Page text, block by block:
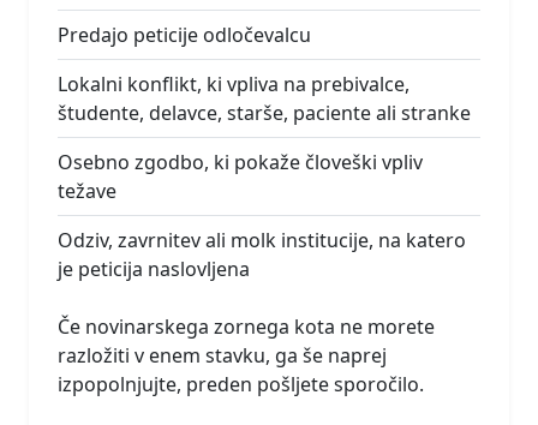
Predajo peticije odločevalcu
Lokalni konflikt, ki vpliva na prebivalce,
študente, delavce, starše, paciente ali stranke
Osebno zgodbo, ki pokaže človeški vpliv
težave
Odziv, zavrnitev ali molk institucije, na katero
je peticija naslovljena
Če novinarskega zornega kota ne morete
razložiti v enem stavku, ga še naprej
izpopolnjujte, preden pošljete sporočilo.